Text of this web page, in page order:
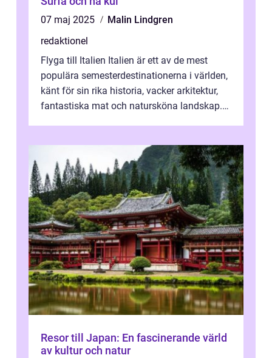
07 maj 2025
Malin Lindgren
redaktionel
Flyga till Italien Italien är ett av de mest
populära semesterdestinationerna i världen,
känt för sin rika historia, vacker arkitektur,
fantastiska mat och natursköna landskap.
Resor till Japan: En fascinerande värld
av kultur och natur